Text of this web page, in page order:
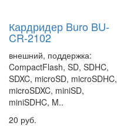
Кардридер Buro BU-
CR-2102
внешний, поддержка:
CompactFlash, SD, SDHC,
SDXC, microSD, microSDHC,
microSDXC, miniSD,
miniSDHC, M..
20 руб.